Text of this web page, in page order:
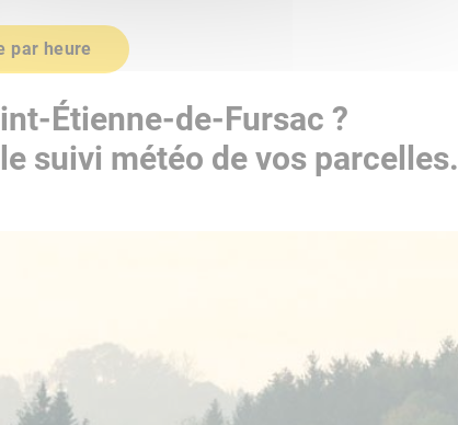
par heure
Étienne-de-Fursac ?
suivi météo de vos parcelles.